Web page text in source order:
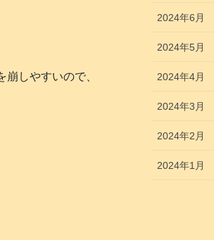
しやすいので、
2024年6月
2024年5月
2024年4月
2024年3月
2024年2月
2024年1月